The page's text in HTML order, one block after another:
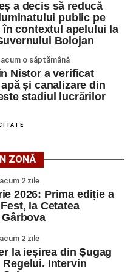
poate deveni motor de
declarat Alexandru Radu,
– Născuți Liberi.
loc în perioada
Greavilor din Gârbova
durată a evenimentului.
în stare gravă la
de o motocicletă pe
de o motocicletă pe
din Sebeș: fermeie
după ce a fost lovită de o
ediție a Transylvania
a decis să reducă
public pe
contextul apelului la
Bolojan
acum o săptămână
Nistor a verificat
și canalizare din
stadiul lucrărilor
ZONĂ
acum 2 zile
2026: Prima ediție a
la Cetatea
acum 2 zile
la ieșirea din Șugag
Intervin